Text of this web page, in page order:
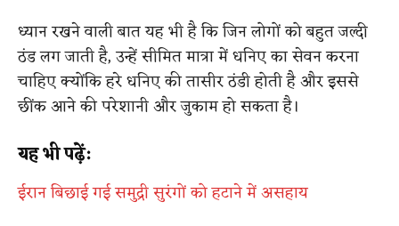
ध्यान रखने वाली बात यह भी है कि जिन लोगों को बहुत जल्दी
ठंड लग जाती है, उन्हें सीमित मात्रा में धनिए का सेवन करना
चाहिए क्योंकि हरे धनिए की तासीर ठंडी होती है और इससे
छींक आने की परेशानी और जुकाम हो सकता है।
यह भी पढ़ें:
ईरान बिछाई गई समुद्री सुरंगों को हटाने में असहाय